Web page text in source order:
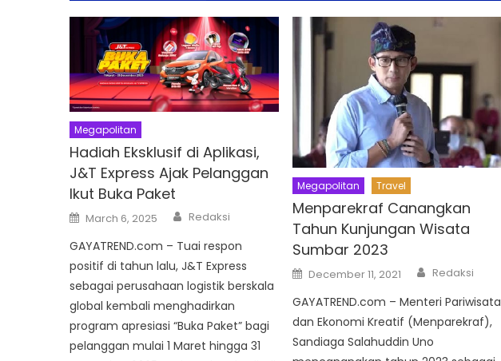
Megapolitan
Hadiah Eksklusif di Aplikasi,
J&T Express Ajak Pelanggan
Ikut Buka Paket
Posted
on
March 6, 2025 Author
Redaksi
GAYATREND.com – Tuai respon
positif di tahun lalu, J&T Express
sebagai perusahaan logistik berskala
global kembali menghadirkan
program apresiasi “Buka Paket” bagi
pelanggan mulai 1 Maret hingga 31
Megapolitan Travel
Menparekraf Canangkan
Tahun Kunjungan Wisata
Sumbar 2023
Posted
on
December 11, 2021 Author
Redaksi
GAYATREND.com – Menteri Pariwisata
dan Ekonomi Kreatif (Menparekraf),
Sandiaga Salahuddin Uno